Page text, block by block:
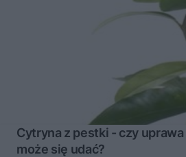
Cytryna z pestki - czy
może się udać?